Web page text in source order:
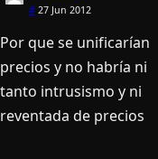
# 27 Jun 2012
Por que se unificarían
precios y no habría ni
tanto intrusismo y ni
reventada de precios